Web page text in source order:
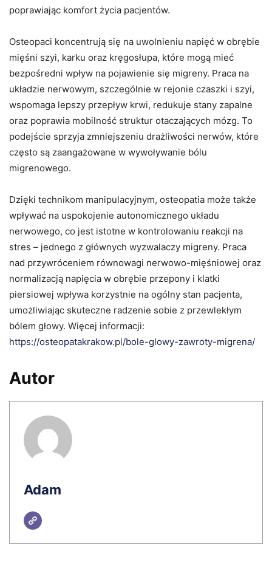
poprawiając komfort życia pacjentów.
Osteopaci koncentrują się na uwolnieniu napięć w obrębie
mięśni szyi, karku oraz kręgosłupa, które mogą mieć
bezpośredni wpływ na pojawienie się migreny. Praca na
układzie nerwowym, szczególnie w rejonie czaszki i szyi,
wspomaga lepszy przepływ krwi, redukuje stany zapalne
oraz poprawia mobilność struktur otaczających mózg. To
podejście sprzyja zmniejszeniu drażliwości nerwów, które
często są zaangażowane w wywoływanie bólu
migrenowego.
Dzięki technikom manipulacyjnym, osteopatia może także
wpływać na uspokojenie autonomicznego układu
nerwowego, co jest istotne w kontrolowaniu reakcji na
stres – jednego z głównych wyzwalaczy migreny. Praca
nad przywróceniem równowagi nerwowo-mięśniowej oraz
normalizacją napięcia w obrębie przepony i klatki
piersiowej wpływa korzystnie na ogólny stan pacjenta,
umożliwiając skuteczne radzenie sobie z przewlekłym
bólem głowy. Więcej informacji:
https://osteopatakrakow.pl/bole-glowy-zawroty-migrena/
Autor
Adam